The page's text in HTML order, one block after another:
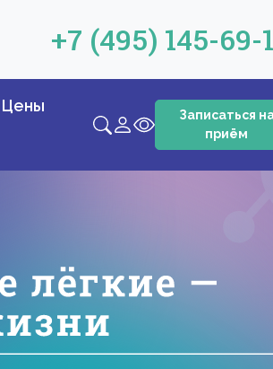
+7 (495) 145-69-
Цены
Записаться
приём